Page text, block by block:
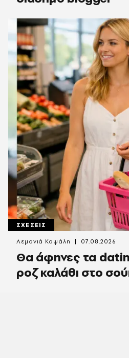
ΣΧΕΣΕΙΣ
Θα άφηνες τα
ροζ καλάθι στο
Λεμονιά Καψάλη 07.08.2026